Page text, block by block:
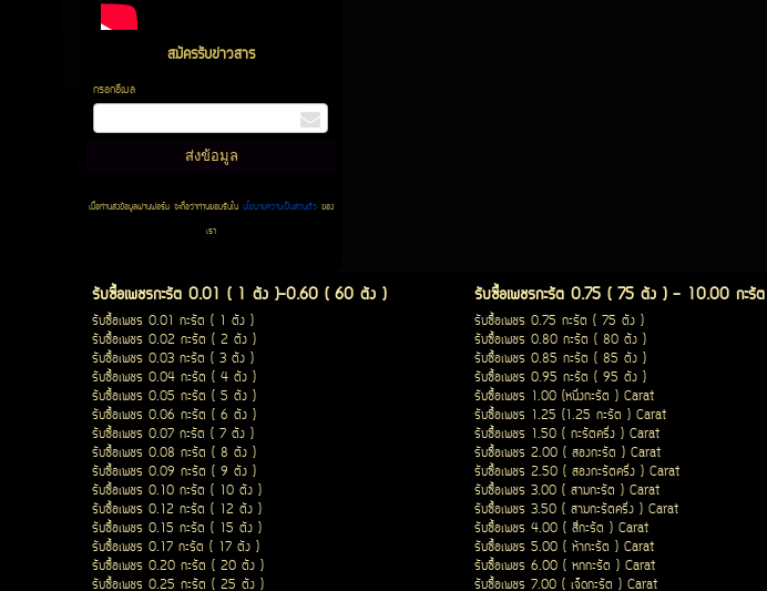
สมัครรับข่าวสาร
กรอกอีเมล
เมื่อท่านส่งข้อมูลผ่านฟอร์ม จะถือว่าท่านยอมรับในนโยบายความเป็นส่วนตัวของ
เรา
รับซื้อเพชรกะรัต 0.01 ( 1 ตัง )-0.60 ( 60 ตัง )
รับซื้อเพชร 0.01 กะรัต ( 1 ตัง )
รับซื้อเพชร 0.02 กะรัต ( 2 ตัง )
รับซื้อเพชร 0.03 กะรัต ( 3 ตัง )
รับซื้อเพชร 0.04 กะรัต ( 4 ตัง )
รับซื้อเพชร 0.05 กะรัต ( 5 ตัง )
รับซื้อเพชร 0.06 กะรัต ( 6 ตัง )
รับซื้อเพชร 0.07 กะรัต ( 7 ตัง )
รับซื้อเพชร 0.08 กะรัต ( 8 ตัง )
รับซื้อเพชร 0.09 กะรัต ( 9 ตัง )
รับซื้อเพชร 0.10 กะรัต ( 10 ตัง )
รับซื้อเพชร 0.12 กะรัต ( 12 ตัง )
รับซื้อเพชร 0.15 กะรัต ( 15 ตัง )
รับซื้อเพชร 0.17 กะรัต ( 17 ตัง )
รับซื้อเพชร 0.20 กะรัต ( 20 ตัง )
รับซื้อเพชร 0.25 กะรัต ( 25 ตัง )
รับซื้อเพชรกะรัต 0.75 ( 75 ตัง ) - 10.00 กะรัต
รับซื้อเพชร 0.75 กะรัต ( 75 ตัง )
รับซื้อเพชร 0.80 กะรัต ( 80 ตัง )
รับซื้อเพชร 0.85 กะรัต ( 85 ตัง )
รับซื้อเพชร 0.95 กะรัต ( 95 ตัง )
รับซื้อเพชร 1.00 (หนึ่งกะรัต ) Carat
รับซื้อเพชร 1.25 (1.25 กะรัต ) Carat
รับซื้อเพชร 1.50 ( กะรัตครึ่ง ) Carat
รับซื้อเพชร 2.00 ( สองกะรัต ) Carat
รับซื้อเพชร 2.50 ( สองกะรัตครึ่ง ) Carat
รับซื้อเพชร 3.00 ( สามกะรัต ) Carat
รับซื้อเพชร 3.50 ( สามกะรัตครึ่ง ) Carat
รับซื้อเพชร 4.00 ( สี่กะรัต ) Carat
รับซื้อเพชร 5.00 ( ห้ากะรัต ) Carat
รับซื้อเพชร 6.00 ( หกกะรัต ) Carat
รับซื้อเพชร 7.00 ( เจ็ดกะรัต ) Carat